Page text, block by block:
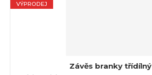
Závěs branky třídílný
VÝPRODEJ